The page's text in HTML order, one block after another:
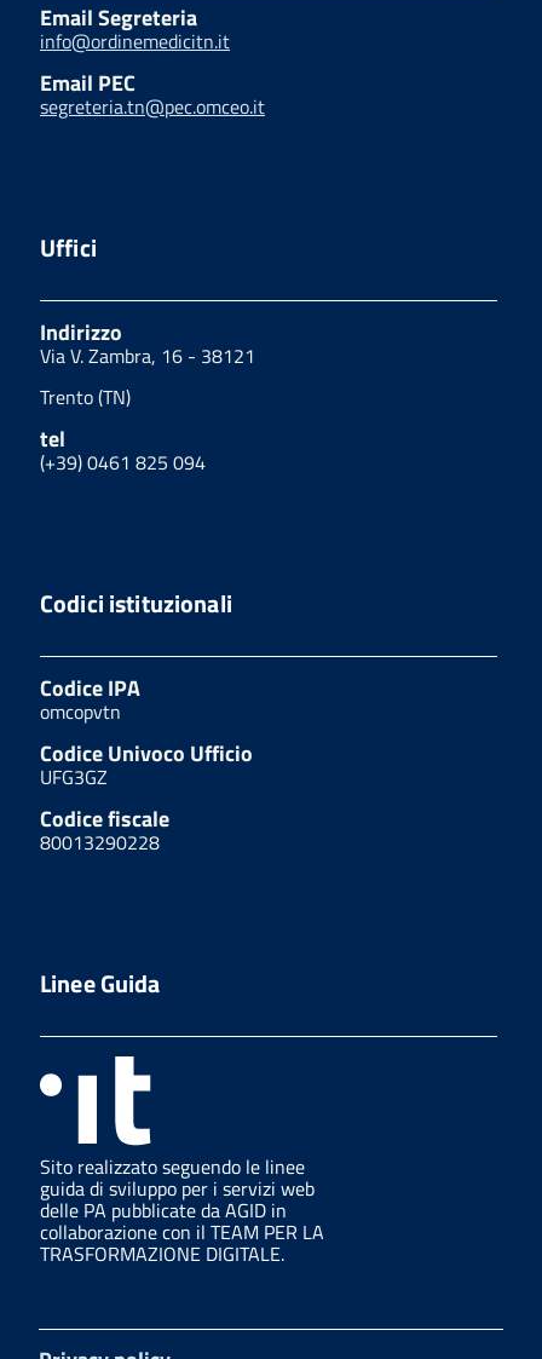
Email Segreteria
info@ordinemedicitn.it
Email PEC
segreteria.tn@pec.omceo.it
Uffici
Indirizzo
Via V. Zambra, 16 - 38121
Trento (TN)
tel
(+39) 0461 825 094
Codici istituzionali
Codice IPA
omcopvtn
Codice Univoco Ufficio
UFG3GZ
Codice fiscale
80013290228
Linee Guida
Sito realizzato seguendo le linee
guida di sviluppo per i servizi web
delle PA pubblicate da AGID in
collaborazione con il TEAM PER LA
TRASFORMAZIONE DIGITALE.